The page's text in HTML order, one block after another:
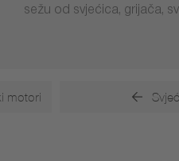
sežu od svjećica, grijača,
motori